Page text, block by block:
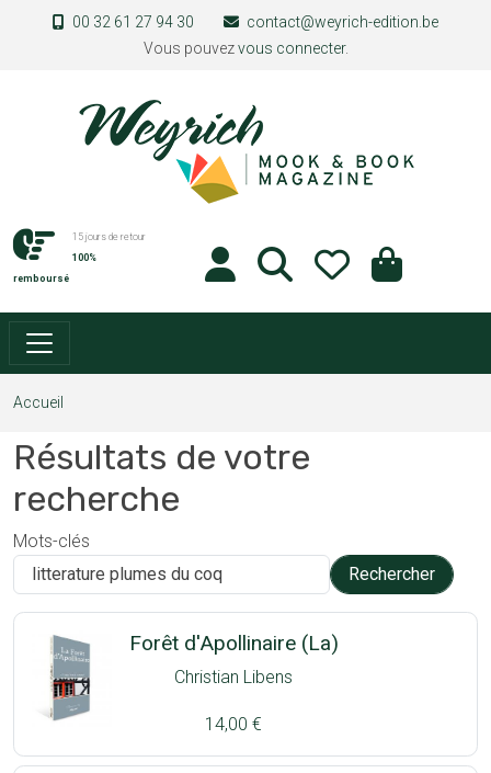
Aller au contenu principal
00 32 61 27 94 30
contact@weyrich-edition.be
Vous pouvezvous connecter.
15 jours de retour
100%
remboursé
Accueil
Résultats de votre
recherche
Mots-clés
Forêt d'Apollinaire (La)
Christian Libens
14,00 €